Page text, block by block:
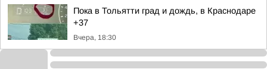
Пока в Тольятти град и дождь, в Краснодаре
+37
Вчера, 18:30